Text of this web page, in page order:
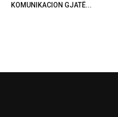
KOMUNIKACION GJATË...